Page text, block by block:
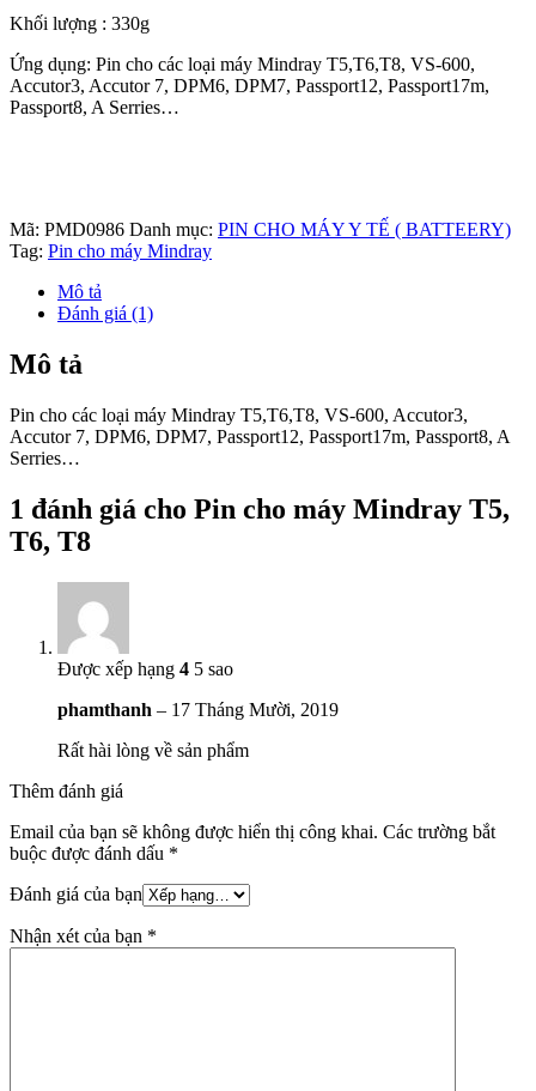
Khối lượng : 330g
Ứng dụng: Pin cho các loại máy Mindray T5,T6,T8, VS-600,
Accutor3, Accutor 7, DPM6, DPM7, Passport12, Passport17m,
Passport8, A Serries…
Mã: PMD0986 Danh mục: PIN CHO MÁY Y TẾ ( BATTEERY)
Tag: Pin cho máy Mindray
Mô tả
Đánh giá (1)
Mô tả
Pin cho các loại máy Mindray T5,T6,T8, VS-600, Accutor3,
Accutor 7, DPM6, DPM7, Passport12, Passport17m, Passport8, A
Serries…
1 đánh giá cho Pin cho máy Mindray T5,
T6, T8
Được xếp hạng 4 5 sao
phamthanh – 17 Tháng Mười, 2019
Rất hài lòng về sản phẩm
Thêm đánh giá
Email của bạn sẽ không được hiển thị công khai. Các trường bắt
buộc được đánh dấu *
Đánh giá của bạn
Nhận xét của bạn *